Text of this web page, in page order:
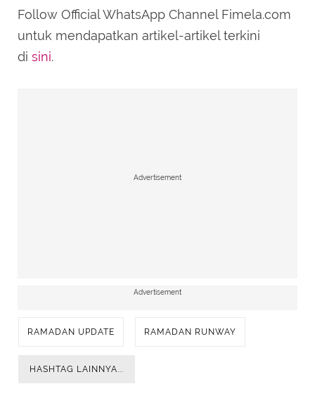
Follow Official WhatsApp Channel Fimela.com
untuk mendapatkan artikel-artikel terkini
di sini.
Advertisement
Advertisement
RAMADAN UPDATE RAMADAN RUNWAY
HASHTAG LAINNYA...